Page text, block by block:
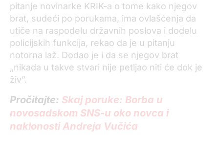
pitanje novinarke KRIK-a o tome kako njegov
brat, sudeći po porukama, ima ovlašćenja da
utiče na raspodelu državnih poslova i dodelu
policijskih funkcija, rekao da je u pitanju
notorna laž. Dodao je i da se njegov brat
„nikada u takve stvari nije petljao niti će dok je
živ”.
Pročitajte: Skaj poruke: Borba u
novosadskom SNS-u oko novca i
naklonosti Andreja Vučića